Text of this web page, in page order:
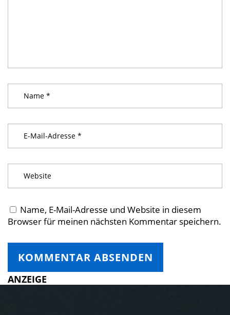
Name, E-Mail-Adresse und Website in diesem
Browser für meinen nächsten Kommentar speichern.
ANZEIGE